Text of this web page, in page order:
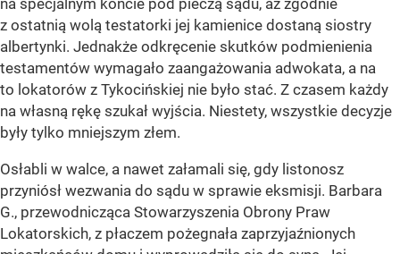
na specjalnym koncie pod pieczą sądu, aż zgodnie
z ostatnią wolą testatorki jej kamienice dostaną siostry
albertynki. Jednakże odkręcenie skutków podmienienia
testamentów wymagało zaangażowania adwokata, a na
to lokatorów z Tykocińskiej nie było stać. Z czasem każdy
na własną rękę szukał wyjścia. Niestety, wszystkie decyzje
były tylko mniejszym złem.
Osłabli w walce, a nawet załamali się, gdy listonosz
przyniósł wezwania do sądu w sprawie eksmisji. Barbara
G., przewodnicząca Stowarzyszenia Obrony Praw
Lokatorskich, z płaczem pożegnała zaprzyjaźnionych